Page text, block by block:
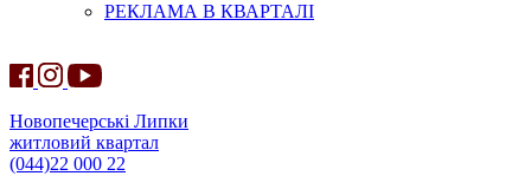
РЕКЛАМА В КВАРТАЛІ
Новопечерські Липки
житловий квартал
(044)22 000 22